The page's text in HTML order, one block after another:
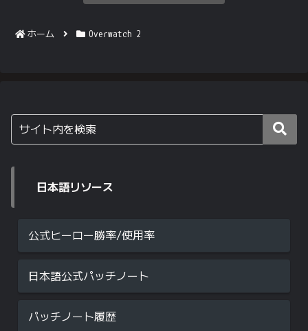
ホーム Overwatch 2
日本語リソース
公式ヒーロー勝率/使用率
日本語公式パッチノート
パッチノート履歴